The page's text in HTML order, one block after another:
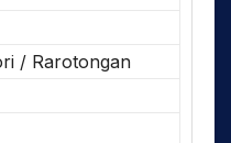
/ Rarotongan